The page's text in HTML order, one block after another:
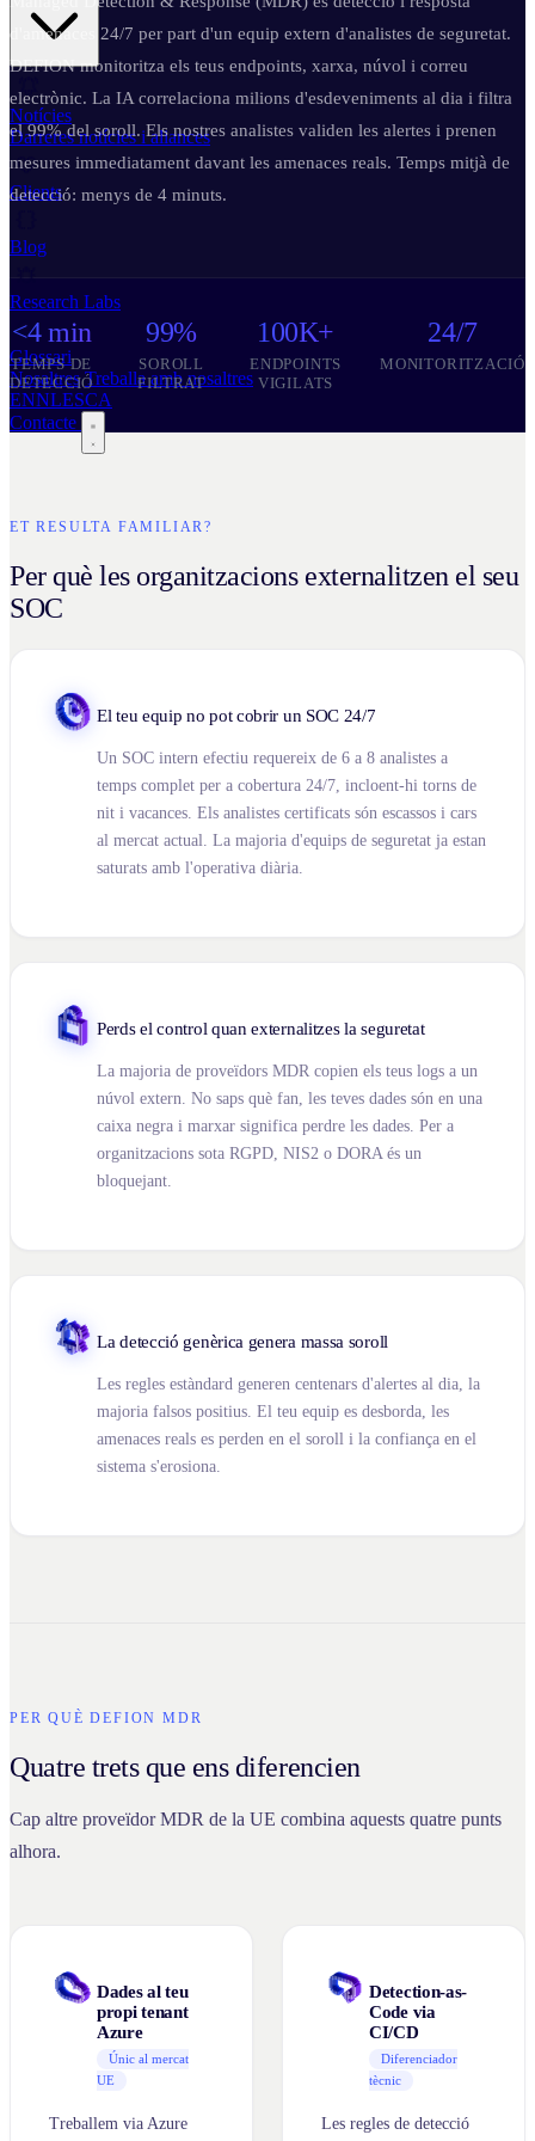
Notícies
Darreres notícies i aliances
Clients
Blog
Research Labs
Glossari
Nosaltres Treballa amb nosaltres
ENNLESCA
Contacte
d'amenaces 24/7 per part d'un equip extern d'analistes de seguretat.
DEFION monitoritza els teus endpoints, xarxa, núvol i correu
electrònic. La IA correlaciona milions d'esdeveniments al dia i filtra
el 99% del soroll. Els nostres analistes validen les alertes i prenen
mesures immediatament davant les amenaces reals. Temps mitjà de
detecció: menys de 4 minuts.
<4 min
TEMPS DE
DETECCIÓ
99%
SOROLL
FILTRAT
100K+
ENDPOINTS
VIGILATS
24/7
MONITORITZACIÓ
ET RESULTA FAMILIAR?
Per què les organitzacions externalitzen el seu
SOC
El teu equip no pot cobrir un SOC 24/7
Un SOC intern efectiu requereix de 6 a 8 analistes a
temps complet per a cobertura 24/7, incloent-hi torns de
nit i vacances. Els analistes certificats són escassos i cars
al mercat actual. La majoria d'equips de seguretat ja estan
saturats amb l'operativa diària.
Perds el control quan externalitzes la seguretat
La majoria de proveïdors MDR copien els teus logs a un
núvol extern. No saps què fan, les teves dades són en una
caixa negra i marxar significa perdre les dades. Per a
organitzacions sota RGPD, NIS2 o DORA és un
bloquejant.
La detecció genèrica genera massa soroll
Les regles estàndard generen centenars d'alertes al dia, la
majoria falsos positius. El teu equip es desborda, les
amenaces reals es perden en el soroll i la confiança en el
sistema s'erosiona.
PER QUÈ DEFION MDR
Quatre trets que ens diferencien
Cap altre proveïdor MDR de la UE combina aquests quatre punts
alhora.
Dades al teu
propi tenant
Azure
Únic al mercat
UE
Treballem via Azure
Detection-as-
Code via
CI/CD
Diferenciador
tècnic
Les regles de detecció